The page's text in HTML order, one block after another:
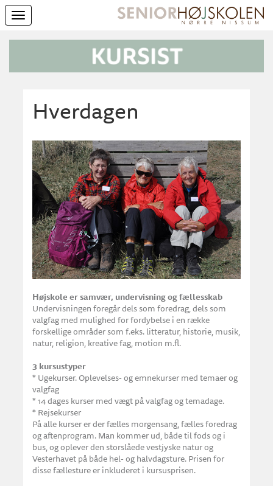
Toggle
navigation
Hverdagen
Højskole er samvær, undervisning og fællesskab
Undervisningen foregår dels som foredrag, dels som
valgfag med mulighed for fordybelse i en række
forskellige områder som f.eks. litteratur, historie, musik,
natur, religion, kreative fag, motion m.fl.
3 kursustyper
* Ugekurser. Oplevelses- og emnekurser med temaer og
valgfag
* 14 dages kurser med vægt på valgfag og temadage.
* Rejsekurser
På alle kurser er der fælles morgensang, fælles foredrag
og aftenprogram. Man kommer ud, både til fods og i
bus, og oplever den storslåede vestjyske natur og
Vesterhavet på både hel- og halvdagsture. Prisen for
disse fællesture er inkluderet i kursusprisen.